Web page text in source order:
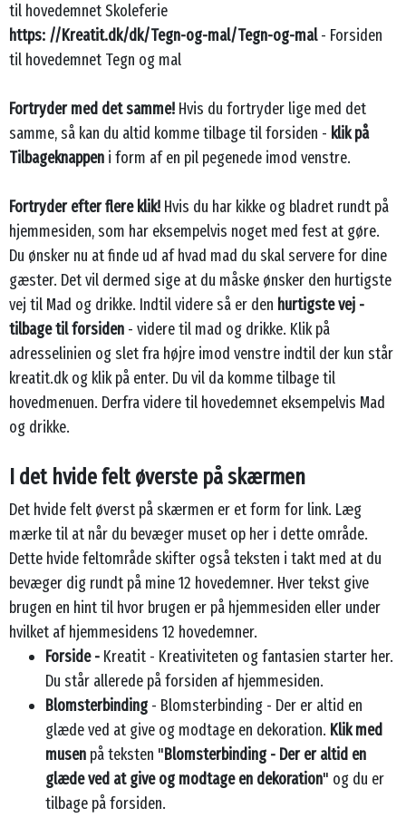
til hovedemnet Skoleferie
https: //Kreatit.dk/dk/Tegn-og-mal/Tegn-og-mal- Forsiden
til hovedemnet Tegn og mal
Fortryder med det samme! Hvis du fortryder lige med det
samme, så kan du altid komme tilbage til forsiden - klik på
Tilbageknappen i form af en pil pegenede imod venstre.
Fortryder efter flere klik! Hvis du har kikke og bladret rundt på
hjemmesiden, som har eksempelvis noget med fest at gøre.
Du ønsker nu at finde ud af hvad mad du skal servere for dine
gæster. Det vil dermed sige at du måske ønsker den hurtigste
vej til Mad og drikke. Indtil videre så er den hurtigste vej -
tilbage til forsiden - videre til mad og drikke. Klik på
adresselinien og slet fra højre imod venstre indtil der kun står
kreatit.dk og klik på enter. Du vil da komme tilbage til
hovedmenuen. Derfra videre til hovedemnet eksempelvis Mad
og drikke.
I det hvide felt øverste på skærmen
Det hvide felt øverst på skærmen er et form for link. Læg
mærke til at når du bevæger muset op her i dette område.
Dette hvide feltområde skifter også teksten i takt med at du
bevæger dig rundt på mine 12 hovedemner. Hver tekst give
brugen en hint til hvor brugen er på hjemmesiden eller under
hvilket af hjemmesidens 12 hovedemner.
Forside - Kreatit - Kreativiteten og fantasien starter her.
Du står allerede på forsiden af hjemmesiden.
Blomsterbinding - Blomsterbinding - Der er altid en
glæde ved at give og modtage en dekoration. Klik med
musen på teksten "Blomsterbinding - Der er altid en
glæde ved at give og modtage en dekoration" og du er
tilbage på forsiden.